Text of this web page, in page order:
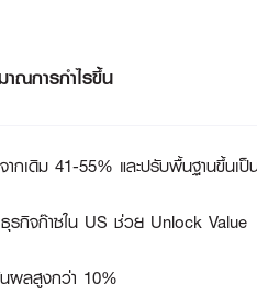
ณการกำไรขึ้น
ากเดิม 41-55% และปรับพื้นฐานขึ้นเ
รกิจก๊าซใน US ช่วย Unlock Value
นผลสูงกว่า 10%